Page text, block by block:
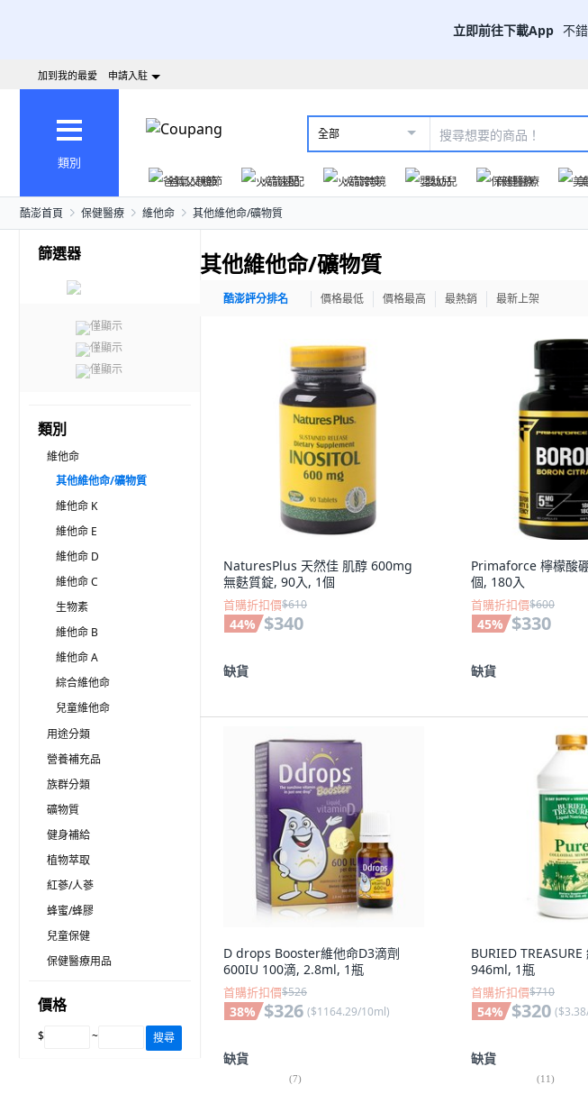
立即前往下載App 不
加到我的最愛 申請入駐
類別
全部
爸氣父親節
火箭速配 火箭跨境 嬰幼兒 保健醫療
酷澎首頁 保健醫療 維他命 其他維他命/礦物質
篩選器
僅顯示
僅顯示
僅顯示
類別
維他命
其他維他命/礦物質
維他命 K
維他命 E
維他命 D
維他命 C
生物素
維他命 B
維他命 A
綜合維他命
兒童維他命
用途分類
營養補充品
族群分類
礦物質
健身補給
植物萃取
紅蔘/人蔘
蜂蜜/蜂膠
兒童保健
保健醫療用品
價格
$ ~ 搜尋
其他維他命/礦物質
酷澎評分排名 價格最低 價格最高 最熱銷 最新上架
NaturesPlus 天然佳 肌醇 600mg
無麩質錠, 90入, 1個
首購折扣價$610
44% $340
缺貨
Primaforce 檸檬酸
個, 180入
首購折扣價$600
45% $330
缺貨
D drops Booster維他命D3滴劑
600IU 100滴, 2.8ml, 1瓶
首購折扣價$526
38% $326 ($1164.29/10ml)
缺貨
(7)
BURIED
946ml, 1瓶
首購折扣價$710
54% $320 (
缺貨
(11)